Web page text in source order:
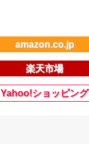
amazon.co.jp
楽天市場
Yahoo!ショッピング